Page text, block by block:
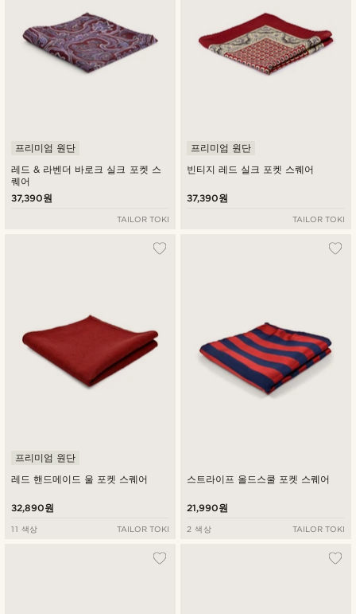
레드 & 라벤더 바로크 실크 포켓 스
퀘어
프리미엄 원단
37,390원
TAILOR TOKI
빈티지 레드 실크 포켓 스퀘어
프리미엄 원단
37,390원
TAILOR TOKI
레드 핸드메이드 울 포켓 스퀘어
프리미엄 원단
32,890원
11 색상 TAILOR TOKI
스트라이프 올드스쿨 포켓 스퀘어
21,990원
2 색상 TAILOR TOKI